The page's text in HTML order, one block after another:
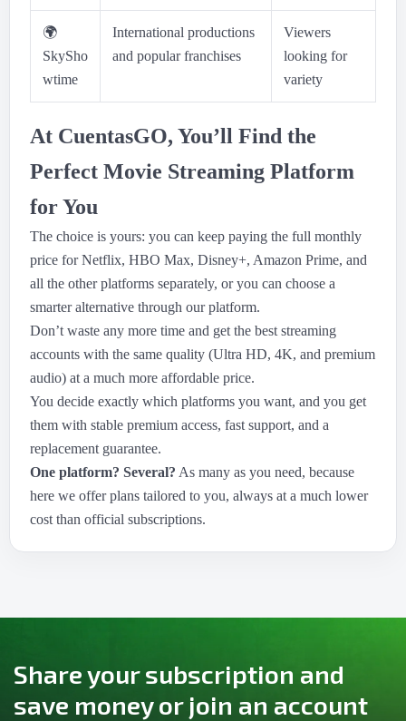
🌍
SkySho
wtime
International productions
and popular franchises
Viewers
looking for
variety
At CuentasGO, You’ll Find the
Perfect Movie Streaming Platform
for You
The choice is yours: you can keep paying the full monthly
price for Netflix, HBO Max, Disney+, Amazon Prime, and
all the other platforms separately, or you can choose a
smarter alternative through our platform.
Don’t waste any more time and get the best streaming
accounts with the same quality (Ultra HD, 4K, and premium
audio) at a much more affordable price.
You decide exactly which platforms you want, and you get
them with stable premium access, fast support, and a
replacement guarantee.
One platform? Several? As many as you need, because
here we offer plans tailored to you, always at a much lower
cost than official subscriptions.
Share your subscription and
save money or join an account